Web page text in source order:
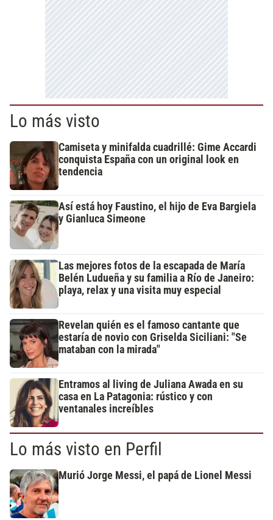
Lo más visto
Camiseta y minifalda cuadrillé: Gime Accardi
conquista España con un original look en
tendencia
Así está hoy Faustino, el hijo de Eva Bargiela
y Gianluca Simeone
Las mejores fotos de la escapada de María
Belén Ludueña y su familia a Río de Janeiro:
playa, relax y una visita muy especial
Revelan quién es el famoso cantante que
estaría de novio con Griselda Siciliani: "Se
mataban con la mirada"
Entramos al living de Juliana Awada en su
casa en La Patagonia: rústico y con
ventanales increíbles
Lo más visto en Perfil
Murió Jorge Messi, el papá de Lionel Messi